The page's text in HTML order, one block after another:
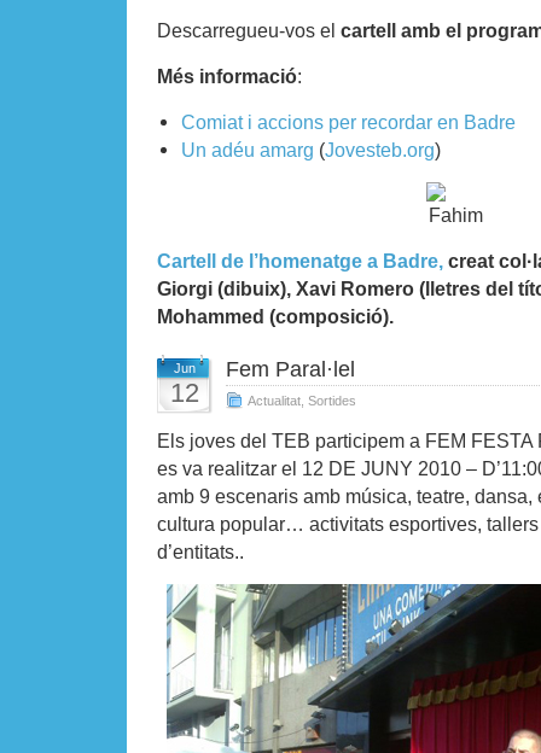
Descarregueu-vos el cartell amb el
Més informació:
Comiat i accions per recordar en Badre
Un adéu amarg (Jovesteb.org)
Cartell de l’homenatge a Badre, creat
Giorgi (dibuix), Xavi Romero (lletres del
Mohammed (composició).
Jun
12
Fem Paral·lel
Actualitat Sortides
Els joves del TEB participem a FEM FESTA
es va realitzar el 12 DE JUNY 2010 –
amb 9 escenaris amb música, teatre,
cultura popular… activitats esportives,
d’entitats..